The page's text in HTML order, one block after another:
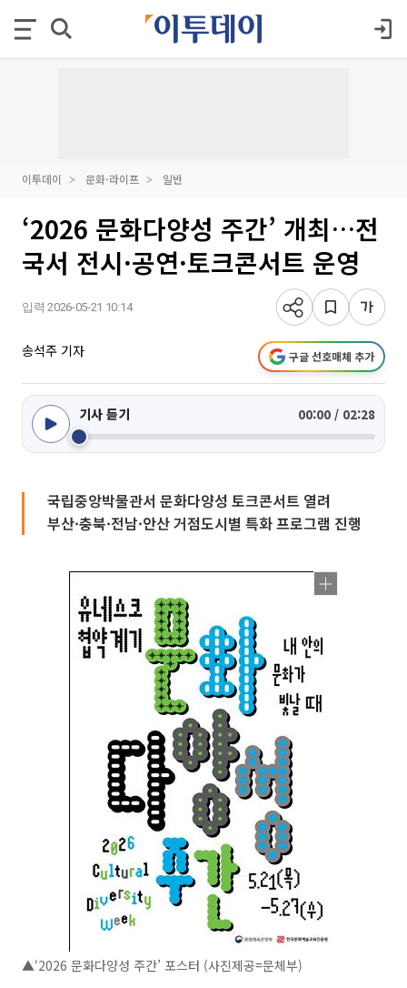
이투데이 문화·라이프 일반
‘2026 문화다양성 주간’ 개최…전
국서 전시·공연·토크콘서트 운영
입력 2026-05-21 10:14
송석주 기자 구글 선호매체 추가
기사 듣기 00:00 / 02:28
국립중앙박물관서 문화다양성 토크콘서트 열려
부산·충북·전남·안산 거점도시별 특화 프로그램 진행
▲‘2026 문화다양성 주간’ 포스터 (사진제공=문체부)